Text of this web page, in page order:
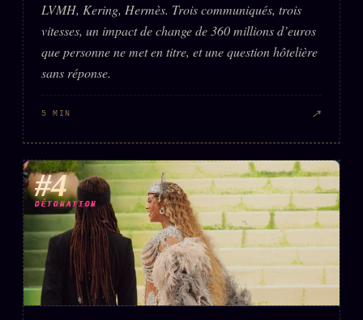
LVMH, Kering, Hermès. Trois communiqués, trois
vitesses, un impact de change de 360 millions d’euros
que personne ne met en titre, et une question hôtelière
sans réponse.
5 MIN ↗
#4
DÉTONATION